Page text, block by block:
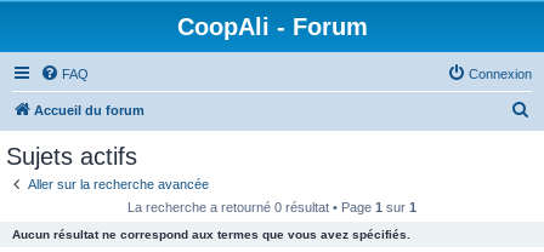
CoopAli - Forum
FAQ Connexion
Accueil du forum
Sujets actifs
Aller sur la recherche avancée
La recherche a retourné 0 résultat • Page 1 sur 1
Aucun résultat ne correspond aux termes que vous avez spécifiés.